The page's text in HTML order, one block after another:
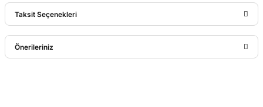
Bu ürüne ilk yorumu siz yapın!
Taksit Seçenekleri
Önerileriniz